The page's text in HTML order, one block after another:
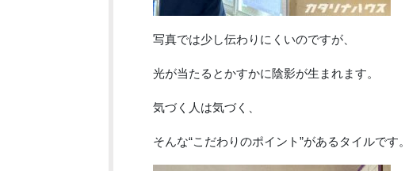
写真では少し伝わりにくいのですが、
光が当たるとかすかに陰影が生まれます。
気づく人は気づく、
そんな“こだわりのポイント”があるタイルです。